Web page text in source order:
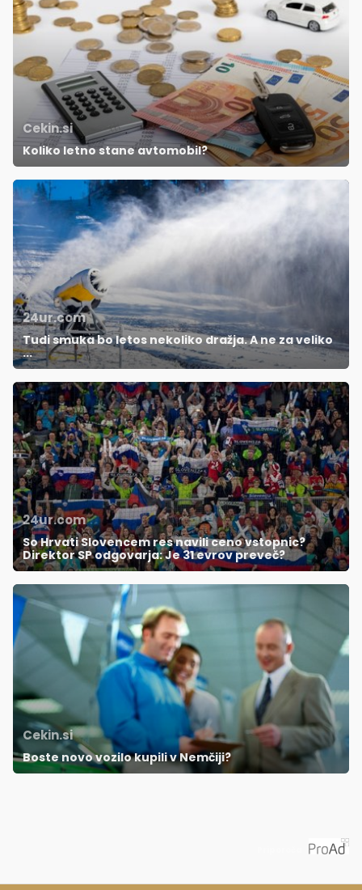
Cekin.si
Koliko letno stane avtomobil?
24ur.com
Tudi smuka bo letos nekoliko dražja. A ne za veliko
...
24ur.com
So Hrvati Slovencem res navili ceno vstopnic?
Direktor SP odgovarja: Je 31 evrov preveč?
Cekin.si
Boste novo vozilo kupili v Nemčiji?